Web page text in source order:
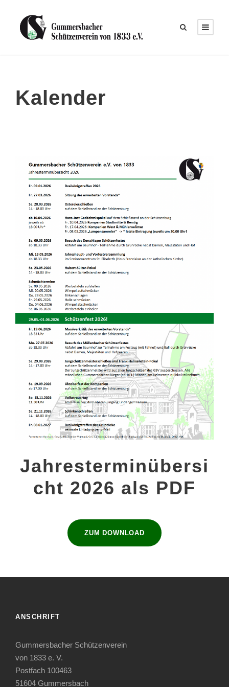
Kalender
Jahresterminübersi
cht 2026 als PDF
ZUM DOWNLOAD
ANSCHRIFT
Gummersbacher Schützenverein
von 1833 e. V.
Postfach 100463
51604 Gummersbach